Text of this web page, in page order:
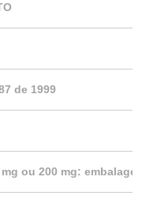
de 1999
ou 200 mg: